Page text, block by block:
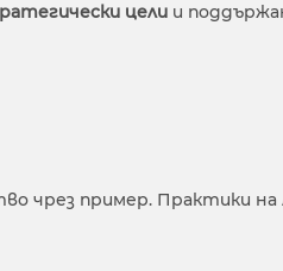
цели и
чрез пример. Практики